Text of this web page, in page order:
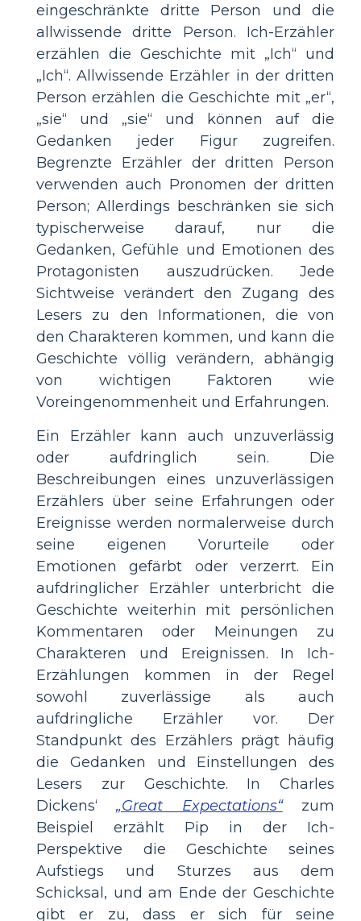
eingeschränkte dritte Person und die
allwissende dritte Person. Ich-Erzähler
erzählen die Geschichte mit „Ich“ und
„Ich“. Allwissende Erzähler in der dritten
Person erzählen die Geschichte mit „er“,
„sie“ und „sie“ und können auf die
Gedanken jeder Figur zugreifen.
Begrenzte Erzähler der dritten Person
verwenden auch Pronomen der dritten
Person; Allerdings beschränken sie sich
typischerweise darauf, nur die
Gedanken, Gefühle und Emotionen des
Protagonisten auszudrücken. Jede
Sichtweise verändert den Zugang des
Lesers zu den Informationen, die von
den Charakteren kommen, und kann die
Geschichte völlig verändern, abhängig
von wichtigen Faktoren wie
Voreingenommenheit und Erfahrungen.
Ein Erzähler kann auch unzuverlässig
oder aufdringlich sein. Die
Beschreibungen eines unzuverlässigen
Erzählers über seine Erfahrungen oder
Ereignisse werden normalerweise durch
seine eigenen Vorurteile oder
Emotionen gefärbt oder verzerrt. Ein
aufdringlicher Erzähler unterbricht die
Geschichte weiterhin mit persönlichen
Kommentaren oder Meinungen zu
Charakteren und Ereignissen. In Ich-
Erzählungen kommen in der Regel
sowohl zuverlässige als auch
aufdringliche Erzähler vor. Der
Standpunkt des Erzählers prägt häufig
die Gedanken und Einstellungen des
Lesers zur Geschichte. In Charles
Dickens‘„Great Expectations“zum
Beispiel erzählt Pip in der Ich-
Perspektive die Geschichte seines
Aufstiegs und Sturzes aus dem
Schicksal, und am Ende der Geschichte
gibt er zu, dass er sich für seine